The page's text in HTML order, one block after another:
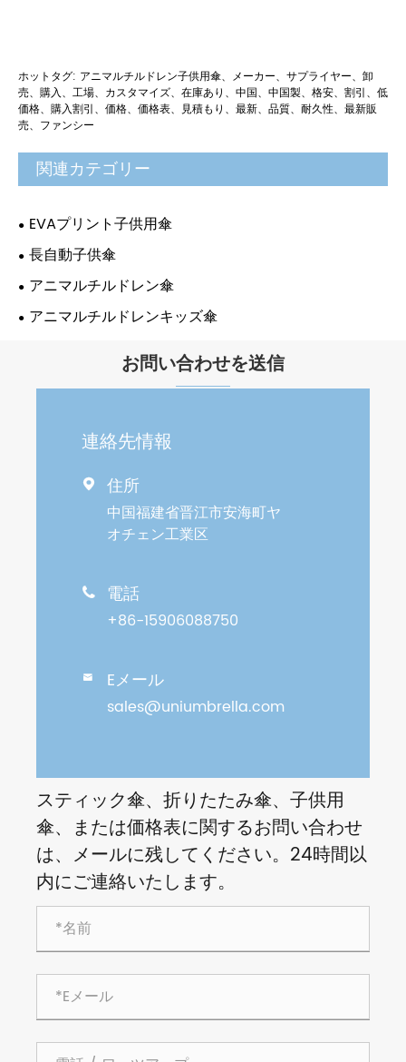
ホットタグ: アニマルチルドレン子供用傘、メーカー、サプライヤー、卸
売、購入、工場、カスタマイズ、在庫あり、中国、中国製、格安、割引、低
価格、購入割引、価格、価格表、見積もり、最新、品質、耐久性、最新販
売、ファンシー
関連カテゴリー
EVAプリント子供用傘
長自動子供傘
アニマルチルドレン傘
アニマルチルドレンキッズ傘
お問い合わせを送信
連絡先情報
 住所
中国福建省晋江市安海町ヤ
オチェン工業区
 電話
+86-15906088750
 Eメール
sales@uniumbrella.com
スティック傘、折りたたみ傘、子供用
傘、または価格表に関するお問い合わせ
は、メールに残してください。24時間以
内にご連絡いたします。